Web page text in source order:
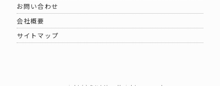
お問い合わせ
会社概要
サイトマップ